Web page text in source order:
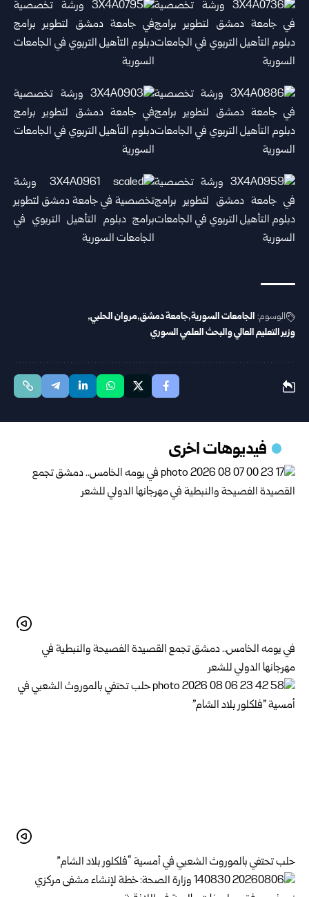
الوسوم: الجامعات السورية جامعة دمشق مروان الحلبي
وزير التعليم العالي والبحث العلمي السوري
فيديوهات اخرى
في يومه الخامس.. دمشق تجمع القصيدة الفصيحة والنبطية في
مهرجانها الدولي للشعر
حلب تحتفي بالموروث الشعبي في أمسية “فلكلور بلاد الشام”